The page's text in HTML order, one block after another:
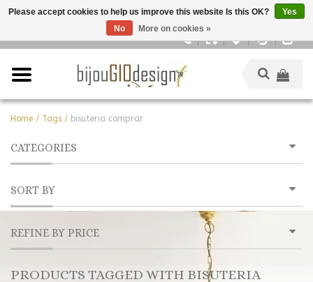
Home / Tags / bisuteria comprar
CATEGORIES
SORT BY
REFINE BY PRICE
PRODUCTS TAGGED WITH BISUTERIA
Please accept cookies to help us improve this website Is this OK?
Yes
No
More on cookies »